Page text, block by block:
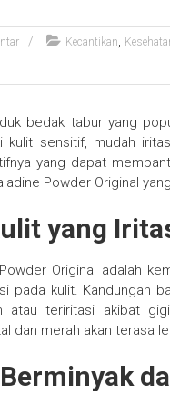
Kecantikan,
bedak tabur yang
sensitif, mudah
yang dapat
Powder Original
yang
Original adalah
pada kulit. Kandungan
atau teriritasi akibat
dan merah akan terasa